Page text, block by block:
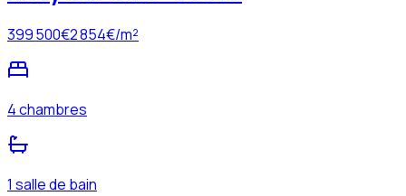
399 500€2 854€/m²
4 chambres
1 salle de bain